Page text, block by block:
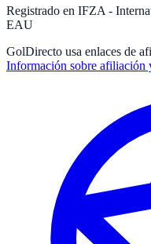
Registrado en IFZA -
EAU
GolDirecto usa enlaces de
Información sobre afiliación